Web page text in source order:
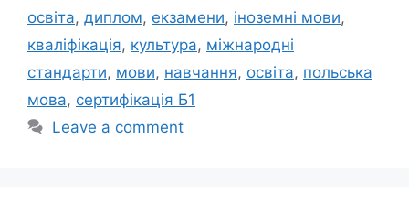
освіта, диплом, екзамени, іноземні мови,
кваліфікація, культура, міжнародні
стандарти, мови, навчання, освіта, польська
мова, сертифікація Б1
Leave a comment